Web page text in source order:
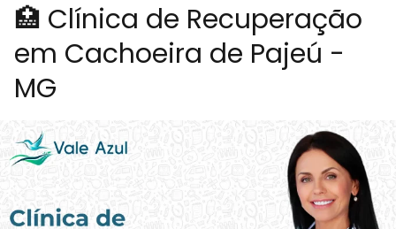
🏥 Clínica de Recuperação
em Cachoeira de Pajeú -
MG